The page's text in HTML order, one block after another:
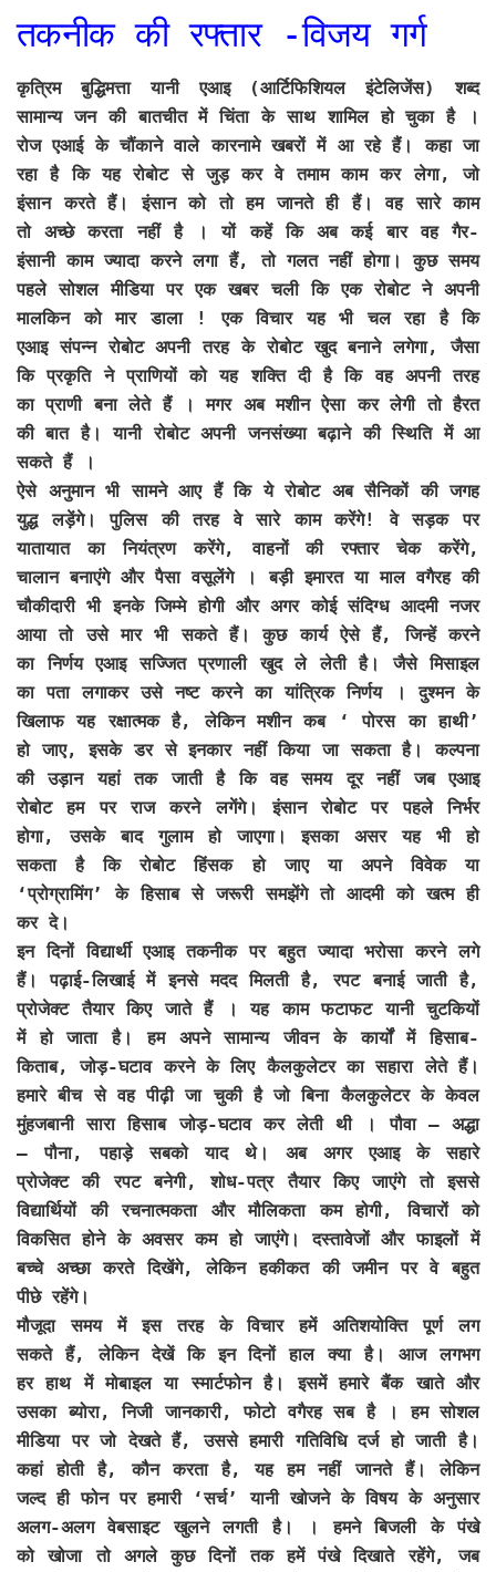
तकनीक की रफ्तार -विजय गर्ग
कृत्रिम बुद्धिमत्ता यानी एआइ (आर्टिफिशियल इंटेलिजेंस) शब्द
सामान्य जन की बातचीत में चिंता के साथ शामिल हो चुका है ।
रोज एआई के चौंकाने वाले कारनामे खबरों में आ रहे हैं। कहा जा
रहा है कि यह रोबोट से जुड़ कर वे तमाम काम कर लेगा, जो
इंसान करते हैं। इंसान को तो हम जानते ही हैं। वह सारे काम
तो अच्छे करता नहीं है । यों कहें कि अब कई बार वह गैर-
इंसानी काम ज्यादा करने लगा हैं, तो गलत नहीं होगा। कुछ समय
पहले सोशल मीडिया पर एक खबर चली कि एक रोबोट ने अपनी
मालकिन को मार डाला ! एक विचार यह भी चल रहा है कि
एआइ संपन्न रोबोट अपनी तरह के रोबोट खुद बनाने लगेगा, जैसा
कि प्रकृति ने प्राणियों को यह शक्ति दी है कि वह अपनी तरह
का प्राणी बना लेते हैं । मगर अब मशीन ऐसा कर लेगी तो हैरत
की बात है। यानी रोबोट अपनी जनसंख्या बढ़ाने की स्थिति में आ
सकते हैं ।
ऐसे अनुमान भी सामने आए हैं कि ये रोबोट अब सैनिकों की जगह
युद्ध लड़ेंगे। पुलिस की तरह वे सारे काम करेंगे! वे सड़क पर
यातायात का नियंत्रण करेंगे, वाहनों की रफ्तार चेक करेंगे,
चालान बनाएंगे और पैसा वसूलेंगे । बड़ी इमारत या माल वगैरह की
चौकीदारी भी इनके जिम्मे होगी और अगर कोई संदिग्ध आदमी नजर
आया तो उसे मार भी सकते हैं। कुछ कार्य ऐसे हैं, जिन्हें करने
का निर्णय एआइ सज्जित प्रणाली खुद ले लेती है। जैसे मिसाइल
का पता लगाकर उसे नष्ट करने का यांत्रिक निर्णय । दुश्मन के
खिलाफ यह रक्षात्मक है, लेकिन मशीन कब ‘ पोरस का हाथी’
हो जाए, इसके डर से इनकार नहीं किया जा सकता है। कल्पना
की उड़ान यहां तक जाती है कि वह समय दूर नहीं जब एआइ
रोबोट हम पर राज करने लगेंगे। इंसान रोबोट पर पहले निर्भर
होगा, उसके बाद गुलाम हो जाएगा। इसका असर यह भी हो
सकता है कि रोबोट हिंसक हो जाए या अपने विवेक या
‘प्रोग्रामिंग’ के हिसाब से जरूरी समझेंगे तो आदमी को खत्म ही
कर दे।
इन दिनों विद्यार्थी एआइ तकनीक पर बहुत ज्यादा भरोसा करने लगे
हैं। पढ़ाई-लिखाई में इनसे मदद मिलती है, रपट बनाई जाती है,
प्रोजेक्ट तैयार किए जाते हैं । यह काम फटाफट यानी चुटकियों
में हो जाता है। हम अपने सामान्य जीवन के कार्यों में हिसाब-
किताब, जोड़-घटाव करने के लिए कैलकुलेटर का सहारा लेते हैं।
हमारे बीच से वह पीढ़ी जा चुकी है जो बिना कैलकुलेटर के केवल
मुंहजबानी सारा हिसाब जोड़-घटाव कर लेती थी । पौवा – अद्धा
– पौना, पहाड़े सबको याद थे। अब अगर एआइ के सहारे
प्रोजेक्ट की रपट बनेगी, शोध-पत्र तैयार किए जाएंगे तो इससे
विद्यार्थियों की रचनात्मकता और मौलिकता कम होगी, विचारों को
विकसित होने के अवसर कम हो जाएंगे। दस्तावेजों और फाइलों में
बच्चे अच्छा करते दिखेंगे, लेकिन हकीकत की जमीन पर वे बहुत
पीछे रहेंगे।
मौजूदा समय में इस तरह के विचार हमें अतिशयोक्ति पूर्ण लग
सकते हैं, लेकिन देखें कि इन दिनों हाल क्या है। आज लगभग
हर हाथ में मोबाइल या स्मार्टफोन है। इसमें हमारे बैंक खाते और
उसका ब्योरा, निजी जानकारी, फोटो वगैरह सब है । हम सोशल
मीडिया पर जो देखते हैं, उससे हमारी गतिविधि दर्ज हो जाती है।
कहां होती है, कौन करता है, यह हम नहीं जानते हैं। लेकिन
जल्द ही फोन पर हमारी ‘सर्च’ यानी खोजने के विषय के अनुसार
अलग-अलग वेबसाइट खुलने लगती है। । हमने बिजली के पंखे
को खोजा तो अगले कुछ दिनों तक हमें पंखे दिखाते रहेंगे, जब